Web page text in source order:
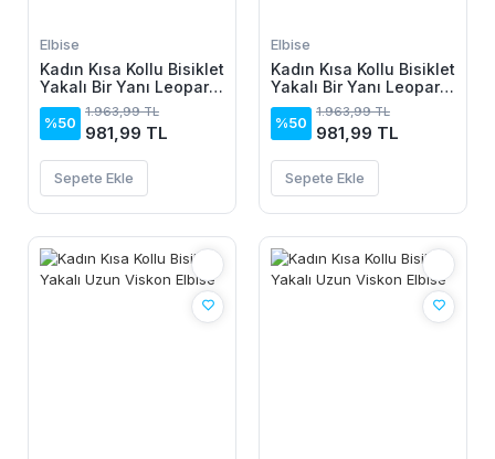
Elbise
Kadın Kısa Kollu Bisiklet
Yakalı Bir Yanı Leopar
Detaylı Uzun Viskon
Elbise
%50
1.963,99 TL
981,99 TL
Sepete Ekle
Elbise
Kadın Kısa Kollu Bisiklet
Yakalı Bir Yanı Leopar
Detaylı Uzun Viskon
Elbise
%50
1.963,99 TL
981,99 TL
Sepete Ekle